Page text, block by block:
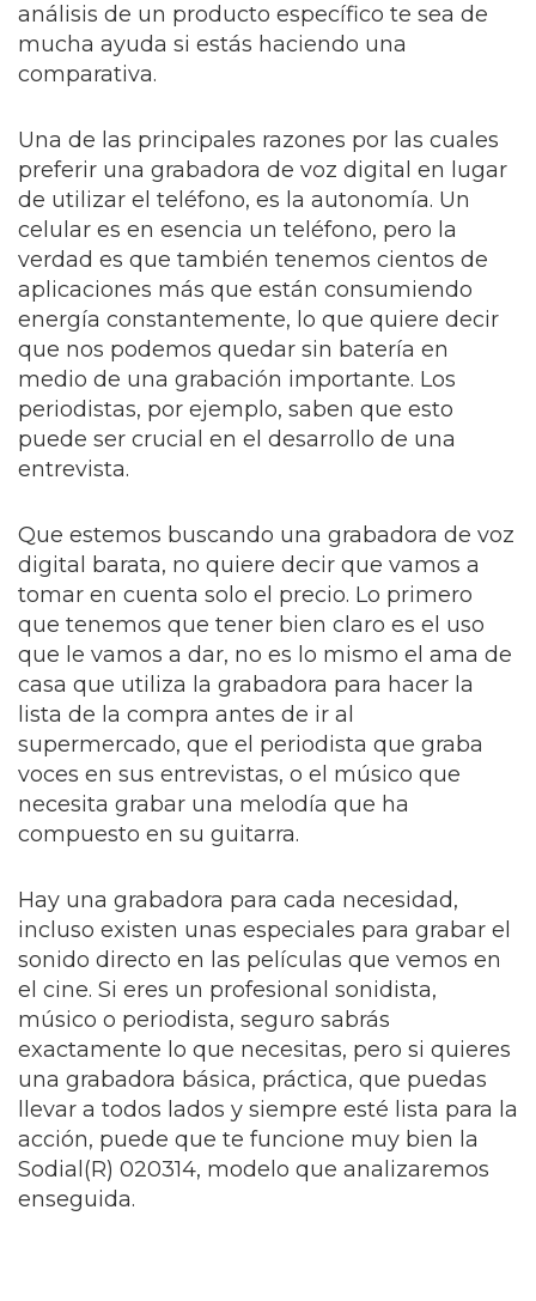
análisis de un producto específico te sea de
mucha ayuda si estás haciendo una
comparativa.
Una de las principales razones por las cuales
preferir una grabadora de voz digital en lugar
de utilizar el teléfono, es la autonomía. Un
celular es en esencia un teléfono, pero la
verdad es que también tenemos cientos de
aplicaciones más que están consumiendo
energía constantemente, lo que quiere decir
que nos podemos quedar sin batería en
medio de una grabación importante. Los
periodistas, por ejemplo, saben que esto
puede ser crucial en el desarrollo de una
entrevista.
Que estemos buscando una grabadora de voz
digital barata, no quiere decir que vamos a
tomar en cuenta solo el precio. Lo primero
que tenemos que tener bien claro es el uso
que le vamos a dar, no es lo mismo el ama de
casa que utiliza la grabadora para hacer la
lista de la compra antes de ir al
supermercado, que el periodista que graba
voces en sus entrevistas, o el músico que
necesita grabar una melodía que ha
compuesto en su guitarra.
Hay una grabadora para cada necesidad,
incluso existen unas especiales para grabar el
sonido directo en las películas que vemos en
el cine. Si eres un profesional sonidista,
músico o periodista, seguro sabrás
exactamente lo que necesitas, pero si quieres
una grabadora básica, práctica, que puedas
llevar a todos lados y siempre esté lista para la
acción, puede que te funcione muy bien la
Sodial(R) 020314, modelo que analizaremos
enseguida.